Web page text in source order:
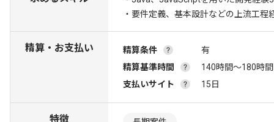
・要件定義、基本設計などの上流工程
精算・お支払い 精算条件
有
精算基準時間
140時間〜180時間
支払いサイト
15日
特徴